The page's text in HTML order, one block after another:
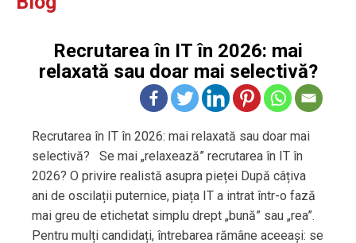
Recrutarea în IT în 2026: mai
relaxată sau doar mai selectivă?
Recrutarea în IT în 2026: mai relaxată sau doar mai
selectivă? Se mai „relaxează” recrutarea în IT în
2026? O privire realistă asupra pieței După câțiva
ani de oscilații puternice, piața IT a intrat într-o fază
mai greu de etichetat simplu drept „bună” sau „rea”.
Pentru mulți candidați, întrebarea rămâne aceeași: se